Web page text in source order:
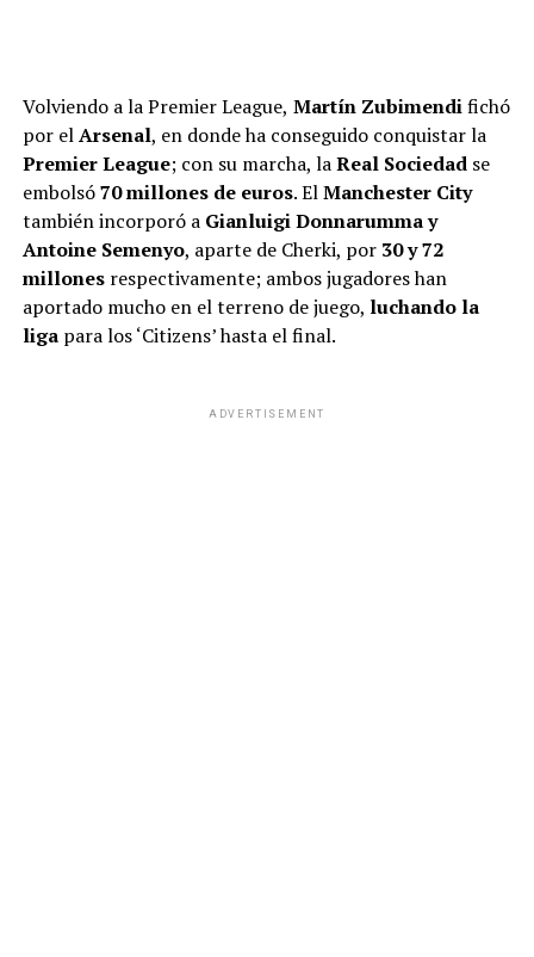
Volviendo a la Premier League, Martín Zubimendifichó
por elArsenal, en donde ha conseguido conquistar la
Premier League; con su marcha, laReal Sociedadse
embolsó70 millones de euros. ElManchester City
también incorporó a Gianluigi Donnarumma y
Antoine Semenyo, aparte de Cherki, por 30 y 72
millones respectivamente; ambos jugadores han
aportado mucho en el terreno de juego, luchando la
liga para los ‘Citizens’ hasta el final.
ADVERTISEMENT